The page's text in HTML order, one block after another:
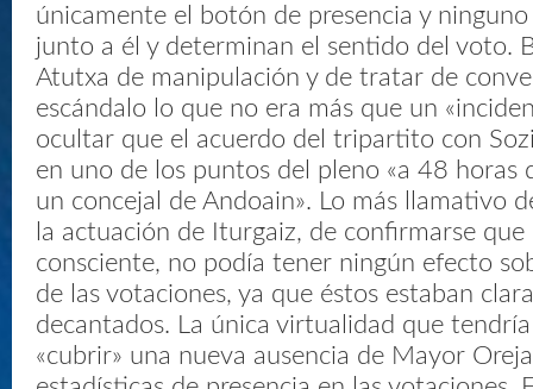
únicamente el botón de presencia y
junto a él y determinan el sentido del voto.
Atutxa de manipulación y de tratar de
escándalo lo que no era más que un
ocultar que el acuerdo del tripartito con
en uno de los puntos del pleno «a 48 horas
un concejal de Andoain». Lo más llamativo
la actuación de Iturgaiz, de confirmarse
consciente, no podía tener ningún efecto
de las votaciones, ya que éstos estaban
decantados. La única virtualidad que
«cubrir» una nueva ausencia de Mayor